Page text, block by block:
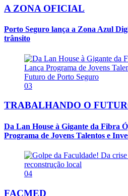
A ZONA OFICIAL
Porto Seguro lança a Zona Azul
trânsito
03
TRABALHANDO O
Da Lan House à Gigante da Fibra
Programa de Jovens Talentos e
04
FACMED